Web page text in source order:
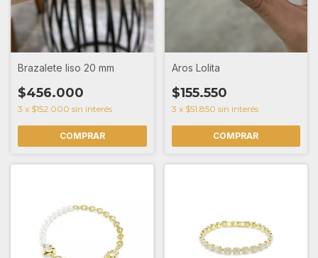
Brazalete liso 20 mm
$456.000
3 x $152.000 sin interés
Aros Lolita
$155.550
3 x $51.850 sin interés